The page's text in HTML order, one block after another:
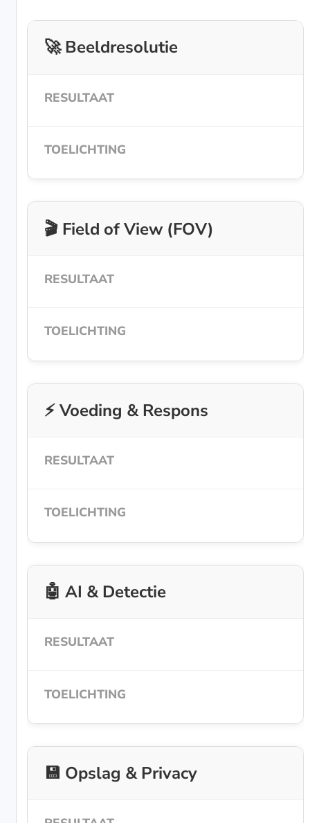
🚀 Beeldresolutie
🎬 Field of View (FOV)
⚡ Voeding & Respons
🤖 AI & Detectie
💾 Opslag & Privacy